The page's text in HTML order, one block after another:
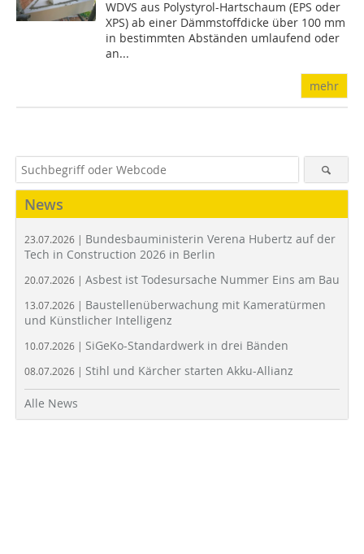
WDVS aus Polystyrol-Hartschaum (EPS oder
XPS) ab einer Dämmstoffdicke über 100 mm
in bestimmten Abständen umlaufend oder
an...
mehr
News
23.07.2026 | Bundesbauministerin Verena Hubertz auf der
Tech in Construction 2026 in Berlin
20.07.2026 | Asbest ist Todesursache Nummer Eins am Bau
13.07.2026 | Baustellenüberwachung mit Kameratürmen
und Künstlicher Intelligenz
10.07.2026 | SiGeKo-Standardwerk in drei Bänden
08.07.2026 | Stihl und Kärcher starten Akku-Allianz
Alle News